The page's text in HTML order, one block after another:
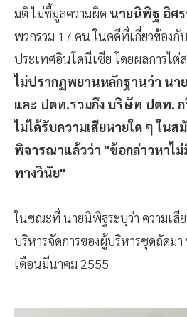
มติ ไม่ชี้มูลความผิด นายนิพิฐ อิศร
พวกรวม 17 คน ในคดีที่เกี่ยวข้อง
ประเทศอินโดนีเซีย โดยผลการไ
ไม่ปรากฏพยานหลักฐานว่า น
และ ปตท.รวมถึง บริษัท ปตท. ก
ไม่ได้รับความเสียหายใด ๆ ใน
พิจารณาแล้วว่า "ข้อกล่าวหาไ
ทางวินัย"
ในขณะที่ นายนิพิฐระบุว่า ความเสี
บริหารจัดการของผู้บริหารชุดถัดม
เดือนมีนาคม 2555